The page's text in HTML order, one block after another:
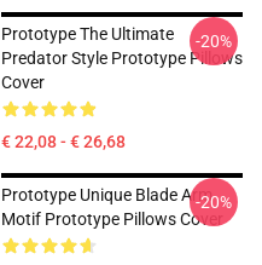
Prototype The Ultimate
Predator Style Prototype Pillows
Cover
€ 22,08 - € 26,68
-20%
Prototype Unique Blade Arm
Motif Prototype Pillows Cover
-20%